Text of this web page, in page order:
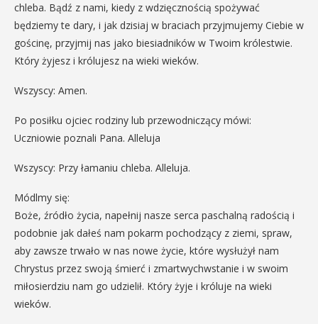
chleba. Bądź z nami, kiedy z wdzięcznością spożywać
będziemy te dary, i jak dzisiaj w braciach przyjmujemy Ciebie w
gościnę, przyjmij nas jako biesiadników w Twoim królestwie.
Który żyjesz i królujesz na wieki wieków.
Wszyscy: Amen.
Po posiłku ojciec rodziny lub przewodniczący mówi:
Uczniowie poznali Pana. Alleluja
Wszyscy: Przy łamaniu chleba. Alleluja.
Módlmy się:
Boże, źródło życia, napełnij nasze serca paschalną radością i
podobnie jak dałeś nam pokarm pochodzący z ziemi, spraw,
aby zawsze trwało w nas nowe życie, które wysłużył nam
Chrystus przez swoją śmierć i zmartwychwstanie i w swoim
miłosierdziu nam go udzielił. Który żyje i króluje na wieki
wieków.